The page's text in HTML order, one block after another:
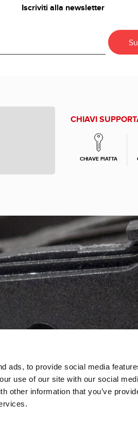
ads, to provide social media
use of our site with our social
other information that you’ve
Iscriviti alla newsletter
CHIAVI
CHIAVE PIATTA